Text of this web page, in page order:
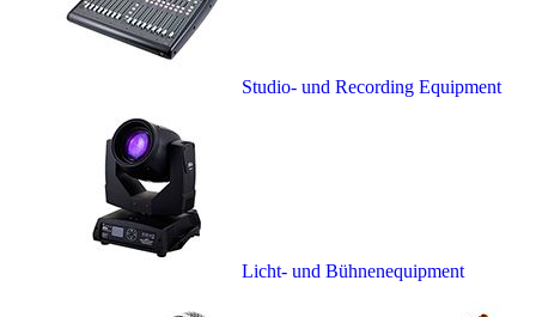
Studio- und Recording Equipment
Licht- und Bühnenequipment